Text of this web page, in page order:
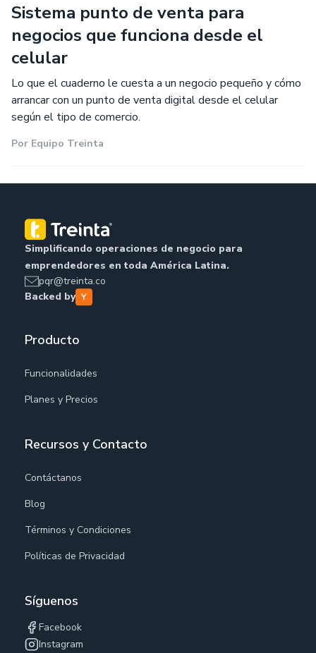
Sistema punto de venta para
negocios que funciona desde el
celular
Lo que el cuaderno le cuesta a un negocio pequeño y cómo
arrancar con un punto de venta digital desde el celular
según el tipo de comercio.
Por Equipo Treinta
Simplificando operaciones de negocio para
emprendedores en toda América Latina.
pqr@treinta.co
Backed by
Producto
Funcionalidades
Planes y Precios
Recursos y Contacto
Contáctanos
Blog
Términos y Condiciones
Políticas de Privacidad
Síguenos
Facebook
Instagram